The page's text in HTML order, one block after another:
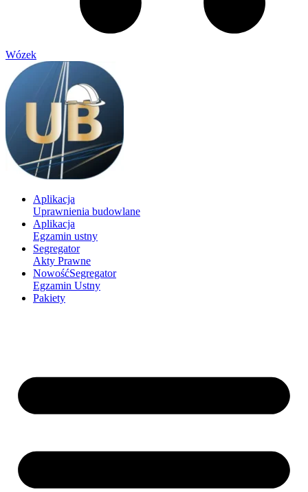
Wózek
Aplikacja
Uprawnienia budowlane
Aplikacja
Egzamin ustny
Segregator
Akty Prawne
NowośćSegregator
Egzamin Ustny
Pakiety